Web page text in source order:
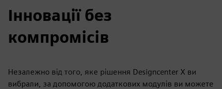
Інновації без
компромісів
Незалежно від того, яке рішення Designcenter X ви
вибрали, за допомогою додаткових модулів ви можете